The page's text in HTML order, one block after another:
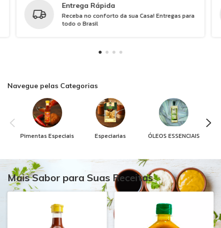
Entrega Rápida
Receba no conforto da sua Casa! Entregas para
todo o Brasil
Navegue pelas Categorias
Pimentas Especiais Especiarias ÓLEOS ESSENCIAIS
Mais Sabor para Suas Receitas